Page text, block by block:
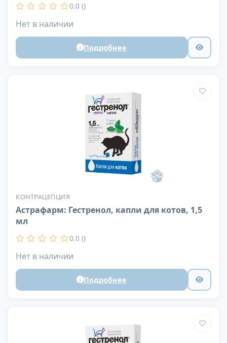
0.0 ()
Нет в наличии
Подробнее
КОНТРАЦЕПЦИЯ
Астрафарм: Гестренол, капли для котов, 1,5
мл
0.0 ()
Нет в наличии
Подробнее